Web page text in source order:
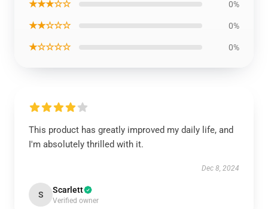
★★★☆☆ 0%
★★☆☆☆ 0%
★☆☆☆☆ 0%
This product has greatly improved my daily life, and
I'm absolutely thrilled with it.
Dec 8, 2024
S Scarlett
Verified owner